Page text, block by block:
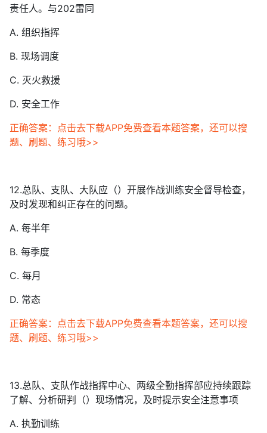
责任人。与202雷同
A. 组织指挥
B. 现场调度
C. 灭火救援
D. 安全工作
正确答案：点击去下载APP免费查看本题答案，还可以搜
题、刷题、练习哦>>
12.总队、支队、大队应（）开展作战训练安全督导检查，
及时发现和纠正存在的问题。
A. 每半年
B. 每季度
C. 每月
D. 常态
正确答案：点击去下载APP免费查看本题答案，还可以搜
题、刷题、练习哦>>
13.总队、支队作战指挥中心、两级全勤指挥部应持续跟踪
了解、分析研判（）现场情况，及时提示安全注意事项
A. 执勤训练